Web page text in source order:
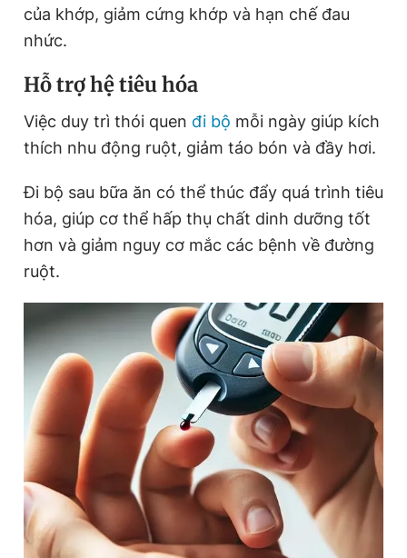
của khớp, giảm cứng khớp và hạn chế đau
nhức.
Hỗ trợ hệ tiêu hóa
Việc duy trì thói quen đi bộ mỗi ngày giúp kích
thích nhu động ruột, giảm táo bón và đầy hơi.
Đi bộ sau bữa ăn có thể thúc đẩy quá trình tiêu
hóa, giúp cơ thể hấp thụ chất dinh dưỡng tốt
hơn và giảm nguy cơ mắc các bệnh về đường
ruột.